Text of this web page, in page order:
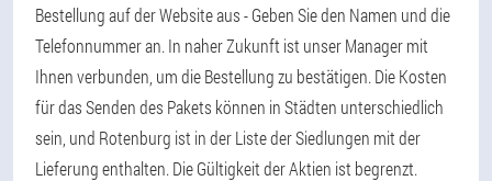
Bestellung auf der Website aus - Geben Sie den Namen und die
Telefonnummer an. In naher Zukunft ist unser Manager mit
Ihnen verbunden, um die Bestellung zu bestätigen. Die Kosten
für das Senden des Pakets können in Städten unterschiedlich
sein, und Rotenburg ist in der Liste der Siedlungen mit der
Lieferung enthalten. Die Gültigkeit der Aktien ist begrenzt.